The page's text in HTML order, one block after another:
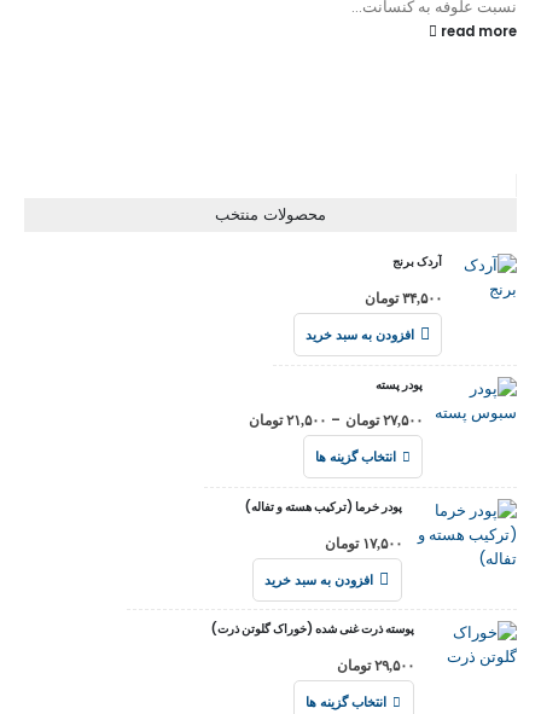
نسبت علوفه به کنسانت...
read more
محصولات منتخب
آردک برنج
۳۴,۵۰۰ تومان
افزودن به سبد خرید
پودر پسته
۲۷,۵۰۰ تومان – ۲۱,۵۰۰ تومان
انتخاب گزینه ها
پودر خرما (ترکیب هسته و تفاله)
۱۷,۵۰۰ تومان
افزودن به سبد خرید
پوسته ذرت غنی شده (خوراک گلوتن ذرت)
۲۹,۵۰۰ تومان
انتخاب گزینه ها